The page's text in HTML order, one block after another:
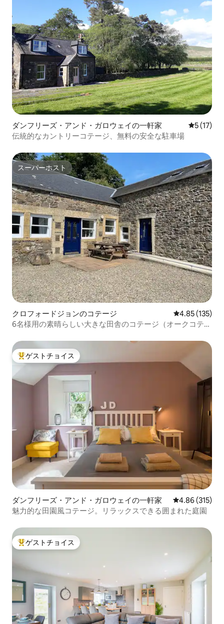
ダンフリーズ・アンド・ガロウェイの一軒家 レビュー
5 (17)
伝統的なカントリーコテージ、無料の安全な駐車場
スーパーホスト
スーパーホスト
クロフォードジョンのコテージ レビュー135
4.85 (135)
6名様用の素晴らしい大きな田舎のコテージ（オークコテー
大好評のゲストチョイスです。
ゲストチョイス
ダンフリーズ・アンド・ガロウェイの一軒家 レビュー315
4.86 (315)
魅力的な田園風コテージ。リラックスできる囲まれた庭園
大好評のゲストチョイスです。
ゲストチョイス